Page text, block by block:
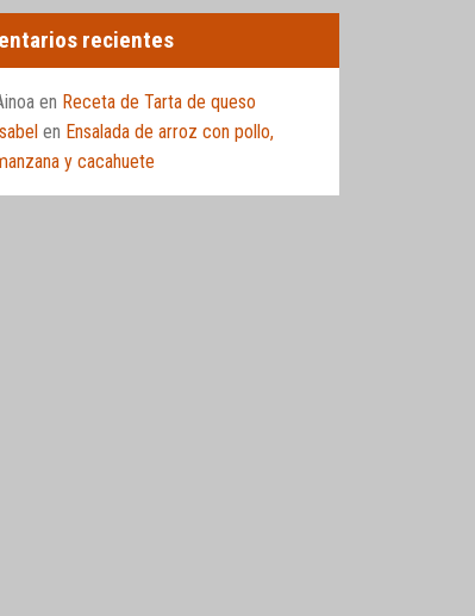
recientes
en Receta de Tarta de queso
Isabel en Ensalada de arroz con pollo,
y cacahuete